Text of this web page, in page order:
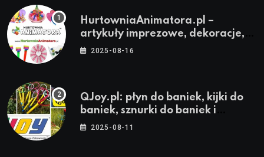
HurtowniaAnimatora.pl –
artykuły imprezowe, dekoracje,
stroje i akcesoria dla animatorów
2025-08-16
QJoy.pl: płyn do baniek, kijki do
baniek, sznurki do baniek i
zestawy do baniek
2025-08-11